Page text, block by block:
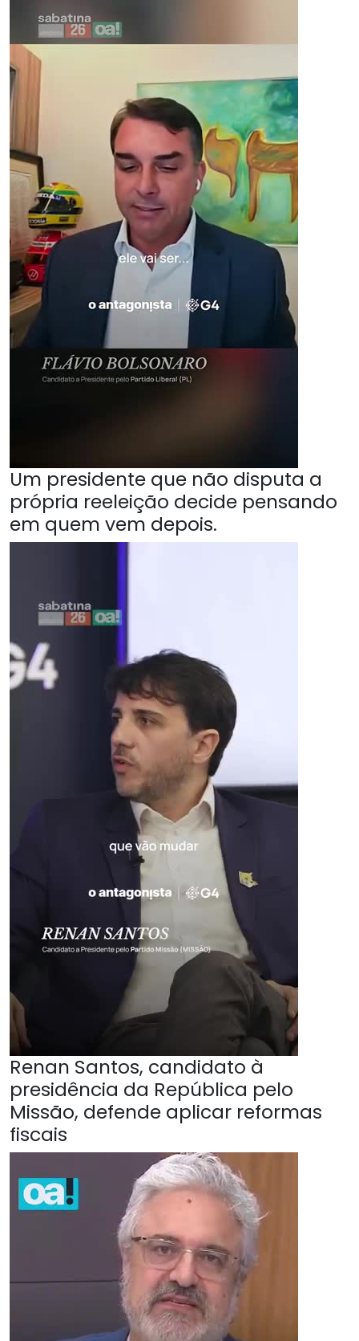
Um presidente que não disputa a
própria reeleição decide pensando
em quem vem depois.
Renan Santos, candidato à
presidência da República pelo
Missão, defende aplicar reformas
fiscais